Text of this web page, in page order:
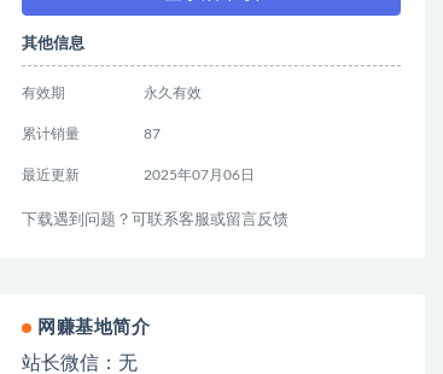
其他信息
有效期 永久有效
累计销量 87
最近更新 2025年07月06日
下载遇到问题？可联系客服或留言反馈
网赚基地简介
站长微信：无